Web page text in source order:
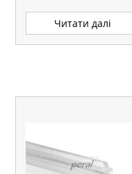
Читати далі